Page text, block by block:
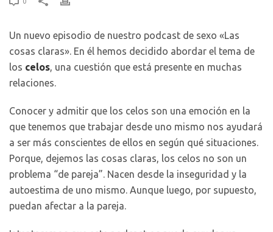
Un nuevo episodio de nuestro podcast de sexo «Las
cosas claras». En él hemos decidido abordar el tema de
los celos, una cuestión que está presente en muchas
relaciones.
Conocer y admitir que los celos son una emoción en la
que tenemos que trabajar desde uno mismo nos ayudará
a ser más conscientes de ellos en según qué situaciones.
Porque, dejemos las cosas claras, los celos no son un
problema “de pareja”. Nacen desde la inseguridad y la
autoestima de uno mismo. Aunque luego, por supuesto,
puedan afectar a la pareja.